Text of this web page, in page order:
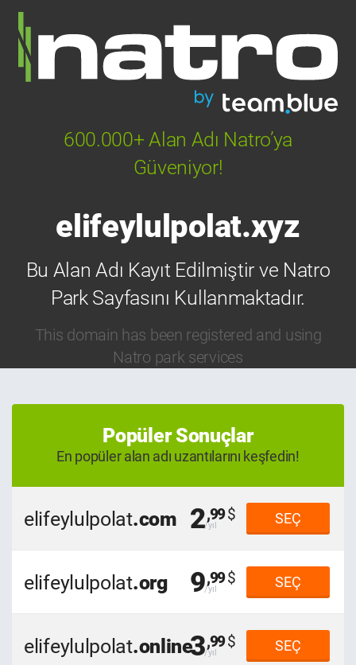
600.000+ Alan Adı Natro’ya
Güveniyor!
elifeylulpolat.xyz
Bu Alan Adı Kayıt Edilmiştir ve Natro
Park Sayfasını Kullanmaktadır.
This domain has been registered and using
Natro park services
Popüler Sonuçlar
En popüler alan adı uzantılarını keşfedin!
elifeylulpolat.com 2,99 SEÇ
elifeylulpolat.org 9,99 SEÇ
elifeylulpolat.online3,99 SEÇ